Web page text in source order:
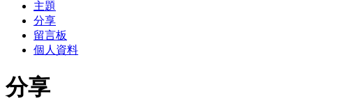
主題
分享
留言板
個人資料
分享